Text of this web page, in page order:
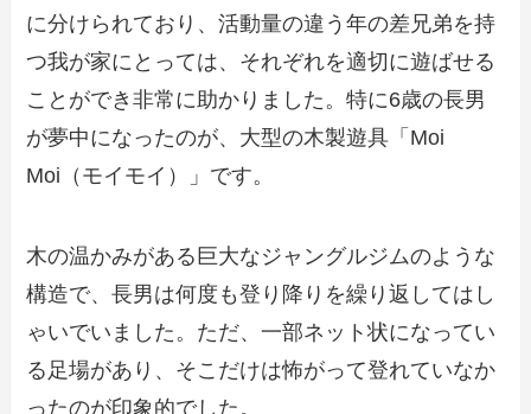
に分けられており、活動量の違う年の差兄弟を持
つ我が家にとっては、それぞれを適切に遊ばせる
ことができ非常に助かりました。特に6歳の長男
が夢中になったのが、大型の木製遊具「Moi
Moi（モイモイ）」です。
木の温かみがある巨大なジャングルジムのような
構造で、長男は何度も登り降りを繰り返してはし
ゃいでいました。ただ、一部ネット状になってい
る足場があり、そこだけは怖がって登れていなか
ったのが印象的でした。